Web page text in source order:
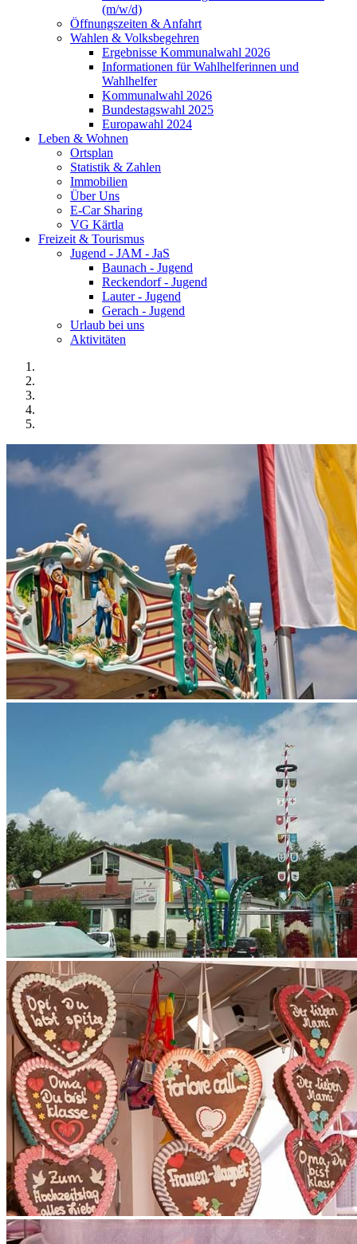
(m/w/d)
Öffnungszeiten & Anfahrt
Wahlen & Volksbegehren
Ergebnisse Kommunalwahl 2026
Informationen für Wahlhelferinnen und
Wahlhelfer
Kommunalwahl 2026
Bundestagswahl 2025
Europawahl 2024
Leben & Wohnen
Ortsplan
Statistik & Zahlen
Immobilien
Über Uns
E-Car Sharing
VG Kärtla
Freizeit & Tourismus
Jugend - JAM - JaS
Baunach - Jugend
Reckendorf - Jugend
Lauter - Jugend
Gerach - Jugend
Urlaub bei uns
Aktivitäten